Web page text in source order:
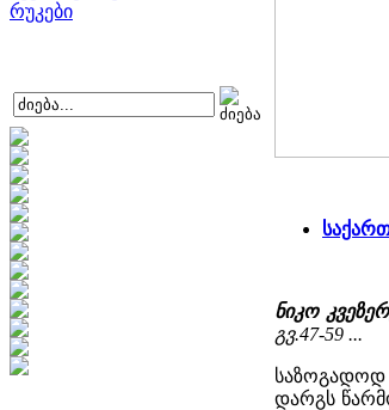
რუკები
ნიკო
გვ.47-59 ...
საზოგადოდ
დარგს